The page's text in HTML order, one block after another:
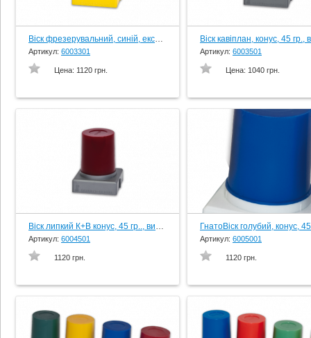
Віск фрезерувальний, синій, екст-твердий, конус, 45 гр., вир-во Schuler-Dental, Germany
Артикул: 6003301
Цена: 1120 грн.
Артикул: 6003501
Цена: 1040 грн.
Віск липкий К+В конус, 45 гр.., вир-во Schuler-Dental, Germany
Артикул: 6004501
1120 грн.
Артикул: 6005001
1120 грн.